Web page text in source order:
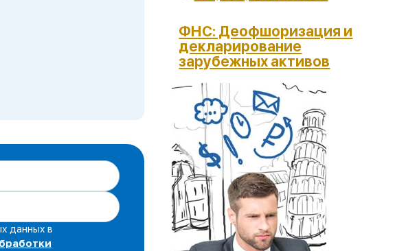
данных в
ФНС: Деофшоризация и
декларирование
зарубежных активов